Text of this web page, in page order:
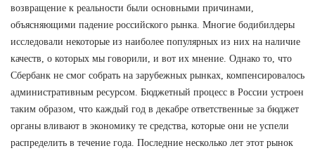
возвращение к реальности были основными причинами,
объясняющими падение российского рынка. Многие бодибилдеры
исследовали некоторые из наиболее популярных из них на наличие
качеств, о которых мы говорили, и вот их мнение. Однако то, что
Сбербанк не смог собрать на зарубежных рынках, компенсировалось
административным ресурсом. Бюджетный процесс в России устроен
таким образом, что каждый год в декабре ответственные за бюджет
органы вливают в экономику те средства, которые они не успели
распределить в течение года. Последние несколько лет этот рынок